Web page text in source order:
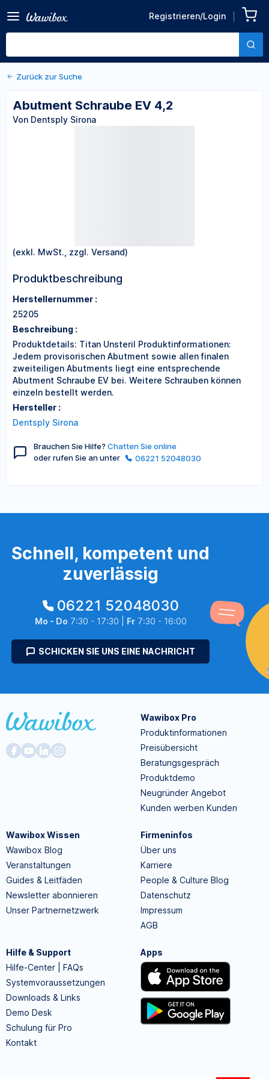
Registrieren/Login
Zurück zur Suche
Abutment Schraube EV 4,2
Von Dentsply Sirona
(exkl. MwSt., zzgl. Versand)
Produktbeschreibung
Herstellernummer :
25205
Beschreibung :
Produktdetails: Titan Unsteril Produktinformationen:
Jedem provisorischen Abutment sowie allen finalen
zweiteiligen Abutments liegt eine entsprechende
Abutment Schraube EV bei. Weitere Schrauben können
einzeln bestellt werden.
Hersteller :
Dentsply Sirona
Brauchen Sie Hilfe? Chatten Sie online
oder rufen Sie an unter
06221 52048030
Schnell, kompetent und
zuverlässig
06221 52048030
Mo - Do 7:30 - 17:30 | Fr7:30 - 16:00
SCHICKEN SIE UNS EINE NACHRICHT
Wawibox Pro
Produktinformationen
Preisübersicht
Beratungsgespräch
Produktdemo
Neugründer Angebot
Kunden werben Kunden
Wawibox Wissen
Wawibox Blog
Veranstaltungen
Guides & Leitfäden
Newsletter abonnieren
Unser Partnernetzwerk
Firmeninfos
Über uns
Karriere
People & Culture Blog
Datenschutz
Impressum
AGB
Hilfe & Support
Hilfe-Center | FAQs
Systemvoraussetzungen
Downloads & Links
Demo Desk
Schulung für Pro
Kontakt
Apps